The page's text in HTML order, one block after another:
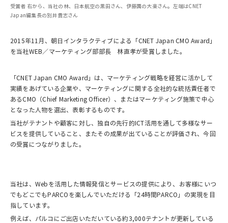
受賞者 右から、当社の林、日本航空の黒田さん、伊藤園の大楽さん。左端はCNET
Japan編集長の別井貴志さん
2015年11月、朝日インタラクティブによる「CNET Japan CMO Award」
を当社WEB／マーケティング部部長 林直孝が受賞しました。
「CNET Japan CMO Award」は、マーケティング戦略を経営に活かして
実績をあげている企業や、マーケティングに関する全社的な統括責任者で
あるCMO（Chief Marketing Officer）、またはマーケティング施策で中心
となった人物を選出、表彰するものです。
当社がテナントや顧客に対し、独自の先行的ICT活用を通して多様なサー
ビスを提供していること、またその成果が出ていることが評価され、今回
の受賞につながりました。
当社は、Webを活用した情報発信とサービスの提供により、お客様にいつ
でもどこでもPARCOを楽しんでいただける「24時間PARCO」の実現を目
指しています。
例えば、パルコにご出店いただいている約3,000テナントが更新している